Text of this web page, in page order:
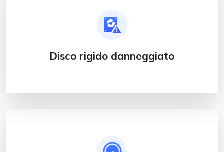
Disco rigido danneggiato